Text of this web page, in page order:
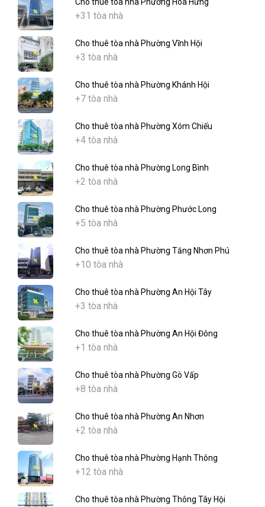
Cho thuê tòa nhà Phường Hòa Hưng
+31 tòa nhà
Cho thuê tòa nhà Phường Vĩnh Hội
+3 tòa nhà
Cho thuê tòa nhà Phường Khánh Hội
+7 tòa nhà
Cho thuê tòa nhà Phường Xóm Chiếu
+4 tòa nhà
Cho thuê tòa nhà Phường Long Bình
+2 tòa nhà
Cho thuê tòa nhà Phường Phước Long
+5 tòa nhà
Cho thuê tòa nhà Phường Tăng Nhơn Phú
+10 tòa nhà
Cho thuê tòa nhà Phường An Hội Tây
+3 tòa nhà
Cho thuê tòa nhà Phường An Hội Đông
+1 tòa nhà
Cho thuê tòa nhà Phường Gò Vấp
+8 tòa nhà
Cho thuê tòa nhà Phường An Nhơn
+2 tòa nhà
Cho thuê tòa nhà Phường Hạnh Thông
+12 tòa nhà
Cho thuê tòa nhà Phường Thông Tây Hội